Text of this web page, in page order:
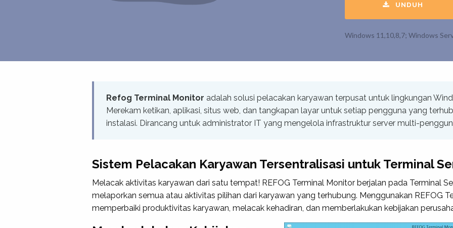
UNDUH
Windows 11,10,8,7; Windows
Refog Terminal Monitor adalah solusi pelacakan karyawan terpusat untuk lingkungan
Merekam ketikan, aplikasi, situs web, dan tangkapan layar untuk setiap pengguna yang
instalasi. Dirancang untuk administrator IT yang mengelola infrastruktur server multi-
Sistem Pelacakan Karyawan Tersentralisasi untuk Terminal
Melacak aktivitas karyawan dari satu tempat! REFOG Terminal Monitor berjalan pada Terminal
melaporkan semua atau aktivitas pilihan dari karyawan yang terhubung. Menggunakan REFOG
memperbaiki produktivitas karyawan, melacak kehadiran, dan memberlakukan kebijakan